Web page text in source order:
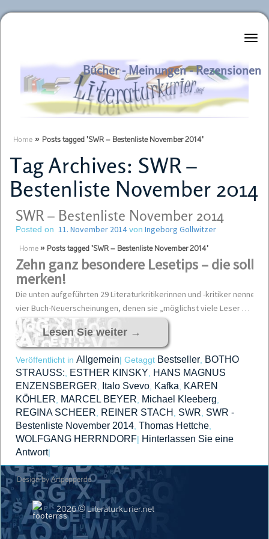
Literaturkurier.net
Bücher - Meinungen - Rezensionen
Home » Posts tagged 'SWR – Bestenliste November 2014'
Tag Archives: SWR –
Bestenliste November 2014
SWR – Bestenliste November 2014
Posted on 11. November 2014von Ingeborg Gollwitzer
Home » Posts tagged 'SWR – Bestenliste November 2014'
Zehn ganz besondere Lesetips –die
merken!
Die unten aufgeführten 29 Literaturkritikerinnen und -kritiker nennen
vier Buch-Neuerscheinungen, denen sie „möglichst viele Leser …
Lesen Sie weiter →
Veröffentlicht in Allgemein| Getaggt Bestseller BOTHO
STRAUSS:
ESTHER KINSKY
HANS MAGNUS
ENZENSBERGER
Italo Svevo Kafka
KAREN
KÖHLER
MARCEL BEYER Michael Kleeberg
REGINA SCHEER REINER STACH SWR SWR -
Bestenliste November 2014 Thomas Hettche
WOLFGANG HERRNDORF| Hinterlassen Sie eine
Antwort|
2026 © Literaturkurier.net
Design by Artpepper.de